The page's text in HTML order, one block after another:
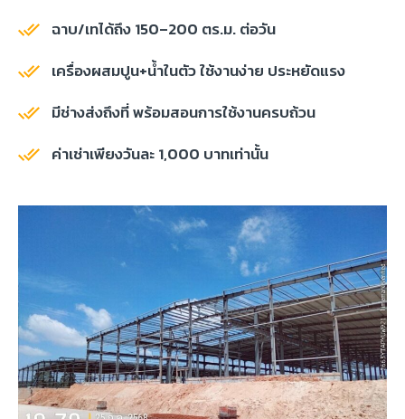
ฉาบ/เทได้ถึง 150–200 ตร.ม. ต่อวัน
เครื่องผสมปูน+น้ำในตัว ใช้งานง่าย ประหยัดแรง
มีช่างส่งถึงที่ พร้อมสอนการใช้งานครบถ้วน
ค่าเช่าเพียงวันละ 1,000 บาทเท่านั้น